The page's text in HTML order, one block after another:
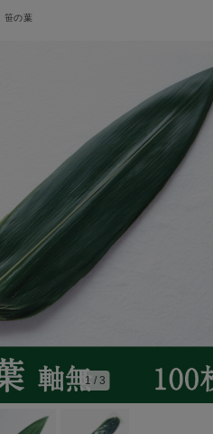
笹の葉
1 / 3